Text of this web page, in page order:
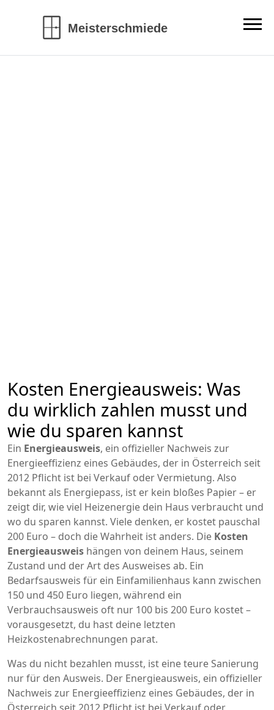
Kosten Energieausweis: Was
du wirklich zahlen musst und
wie du sparen kannst
Ein Energieausweis, ein offizieller Nachweis zur
Energieeffizienz eines Gebäudes, der in Österreich seit
2012 Pflicht ist bei Verkauf oder Vermietung. Also
bekannt als Energiepass, ist er kein bloßes Papier – er
zeigt dir, wie viel Heizenergie dein Haus verbraucht und
wo du sparen kannst. Viele denken, er kostet pauschal
200 Euro – doch die Wahrheit ist anders. Die Kosten
Energieausweis hängen von deinem Haus, seinem
Zustand und der Art des Ausweises ab. Ein
Bedarfsausweis für ein Einfamilienhaus kann zwischen
150 und 450 Euro liegen, während ein
Verbrauchsausweis oft nur 100 bis 200 Euro kostet –
vorausgesetzt, du hast deine letzten
Heizkostenabrechnungen parat.
Was du nicht bezahlen musst, ist eine teure Sanierung
nur für den Ausweis. Der Energieausweis, ein offizieller
Nachweis zur Energieeffizienz eines Gebäudes, der in